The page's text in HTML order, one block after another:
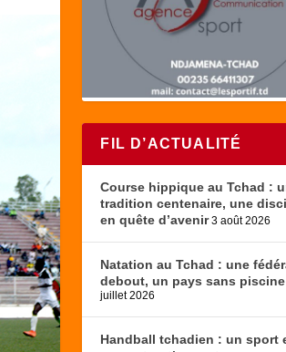
FIL D’ACTUALITÉ
Course hippique au Tchad :
tradition centenaire, une
en quête d’avenir 3 août 2026
Natation au Tchad : une
debout, un pays sans piscine
juillet 2026
Handball tchadien : un sport